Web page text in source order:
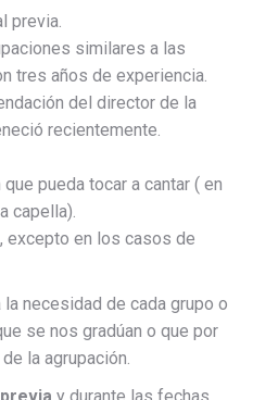
previa.
similares a las
tres años de experiencia.
del director de la
recientemente.
pueda tocar a cantar ( en
capella).
excepto en los casos de
necesidad de cada grupo o
se nos gradúan o que por
la agrupación.